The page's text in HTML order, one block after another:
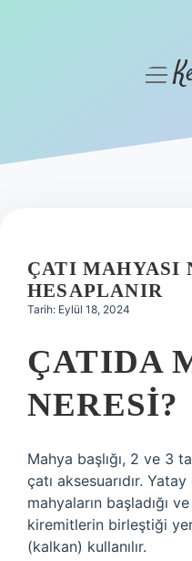
Hakkımızda
ÇATI MAHYASI
HESAPLANIR
Tarih: Eylül 18, 2024
ÇATIDA
NERESI?
Mahya başlığı, 2 ve 3
çatı aksesuarıdır.
mahyaların başladığı
kiremitlerin birleştiği
(kalkan) kullanılır.